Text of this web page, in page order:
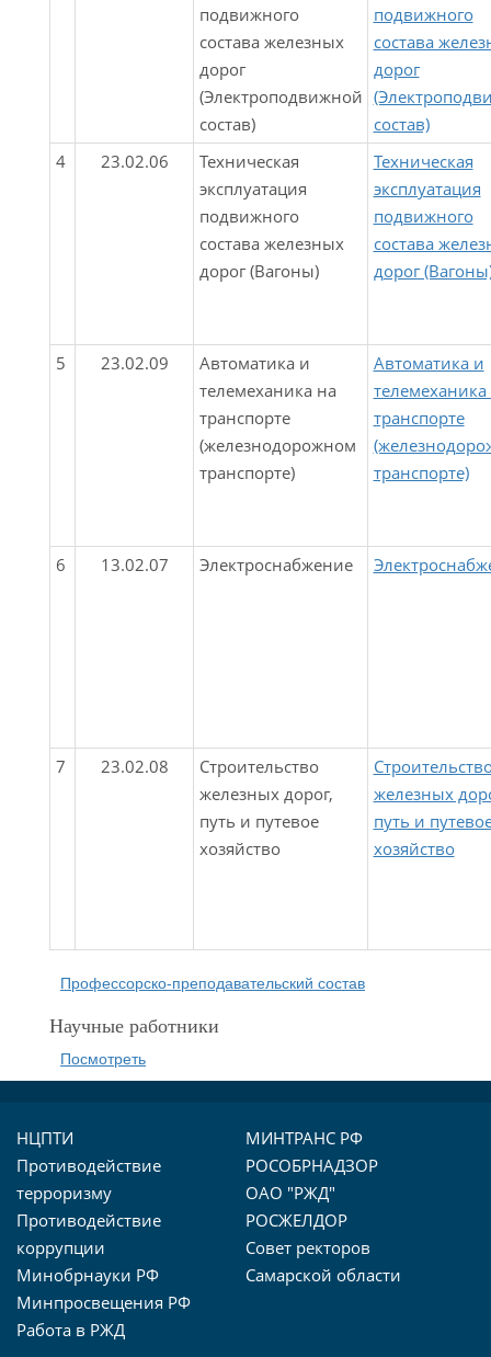
подвижного
состава железных
дорог
(Электроподвижной
состав)
подвижного
состава
дорог
состав)
4
23.02.06
Техническая
эксплуатация
подвижного
состава железных
дорог (Вагоны)
Техническая
эксплуатация
подвижного
состава
дорог
5 23.02.09
Автоматика и
телемеханика на
транспорте
(железнодорожном
транспорте)
Автоматика и
телемеханика
транспорте
транспорте)
6 13.02.07 Электроснабжение
7 23.02.08
Строительство
железных дорог,
путь и путевое
хозяйство
железных
путь и
хозяйство
Профессорско-преподавательский состав
Научные работники
Посмотреть
НЦПТИ
Противодействие
терроризму
Противодействие
коррупции
Минобрнауки РФ
Минпросвещения РФ
Работа в РЖД
МИНТРАНС РФ
РОСОБРНАДЗОР
ОАО "РЖД"
РОСЖЕЛДОР
Совет ректоров
Самарской области